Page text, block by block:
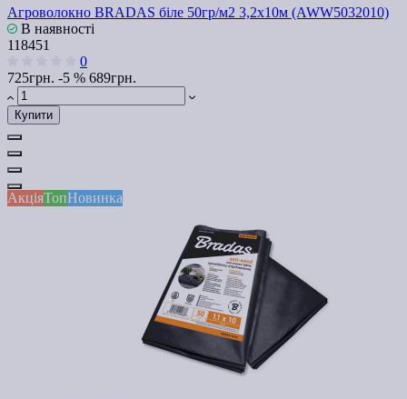
Агроволокно BRADAS біле 50гр/м2 3,2х10м (AWW5032010)
В наявності
118451
0
725грн. -5 % 689грн.
Купити
АкціяТопНовинка